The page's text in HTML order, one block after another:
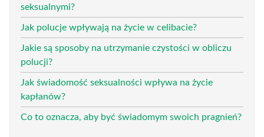
seksualnymi?
Jak polucje wpływają na życie w celibacie?
Jakie są sposoby na utrzymanie czystości w obliczu
polucji?
Jak świadomość seksualności wpływa na życie
kapłanów?
Co to oznacza, aby być świadomym swoich pragnień?